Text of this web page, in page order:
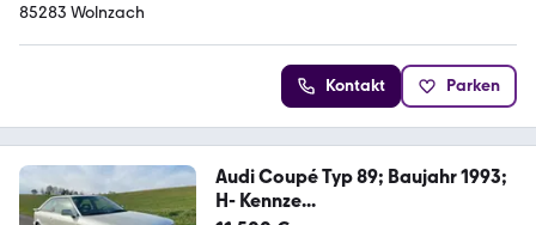
85283 Wolnzach
Kontakt Parken
Audi Coupé Typ 89; Baujahr 1993;
H- Kennze...